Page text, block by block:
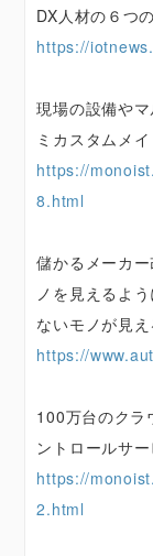
DX人材の６つ
https://
現場の設備や
ミカスタムメ
https://
8.html
儲かるメーカ
ノを見えるよ
ないモノが見え
https://
100万台のクラ
ントロールサー
https://
2.html